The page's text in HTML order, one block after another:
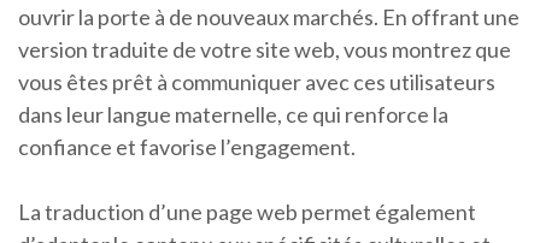
ouvrir la porte à de nouveaux marchés. En offrant une
version traduite de votre site web, vous montrez que
vous êtes prêt à communiquer avec ces utilisateurs
dans leur langue maternelle, ce qui renforce la
confiance et favorise l’engagement.
La traduction d’une page web permet également